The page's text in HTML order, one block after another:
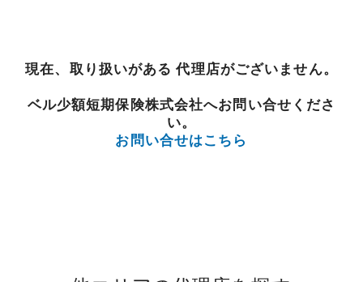
現在、取り扱いがある 代理店がございません。
ベル少額短期保険株式会社へお問い合せくださ
い。
お問い合せはこちら